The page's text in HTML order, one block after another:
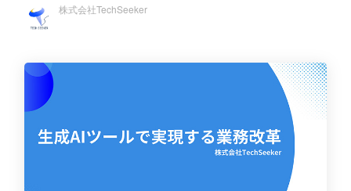
株式会社TechSeeker